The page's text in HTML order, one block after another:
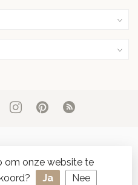
- Powered by Lightspeed
om onze website te
Ja Nee